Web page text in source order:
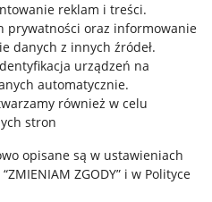
reklam i treści.
prywatności oraz informowanie
danych z innych źródeł.
urządzeń na
automatycznie.
również w celu
stron
opisane są w ustawieniach
ZGODY” i w Polityce
Cyfrowych